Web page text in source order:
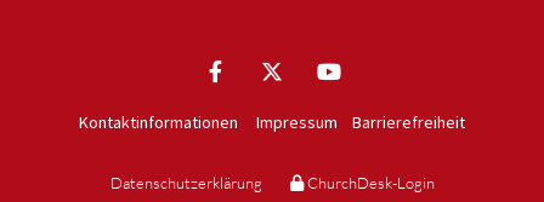
Kontaktinformationen Impressum Barrierefreiheit
Datenschutzerklärung ChurchDesk-Login